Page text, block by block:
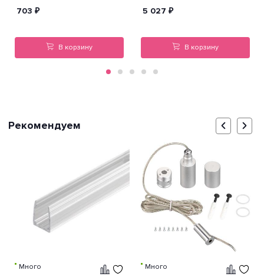
703 ₽
В корзину
5 027 ₽
В корзину
Рекомендуем
Много Много